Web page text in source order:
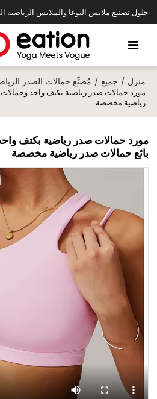
حلول تصنيع ملابس اليوغا والملابس الرياضية
منزل / جميع / مُصنِّع حمالات الصدر
مورد حمالات صدر رياضية بكتف واحد
رياضية مخصصة
مورد حمالات صدر رياضية بكتف
بائع حمالات صدر رياضية مخصصة